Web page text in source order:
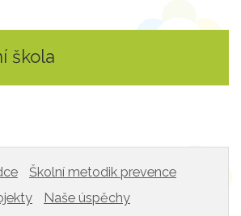
škola
Školní metodik prevence
Naše úspěchy